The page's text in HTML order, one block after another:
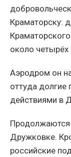
Краматорску:
около четырёх
Аэродром он
оттуда
действиями в
Продолжаются
Дружковке.
российские